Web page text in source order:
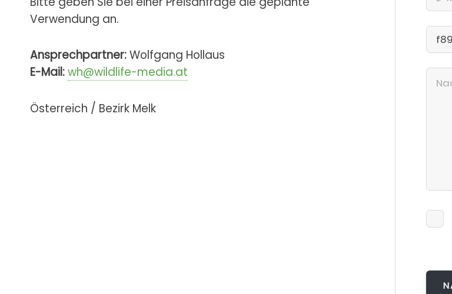
Verwendung an.
Ansprechpartner:Wolfgang Hollaus
E-Mail:wh@wildlife-media.at
Österreich / Bezirk Melk